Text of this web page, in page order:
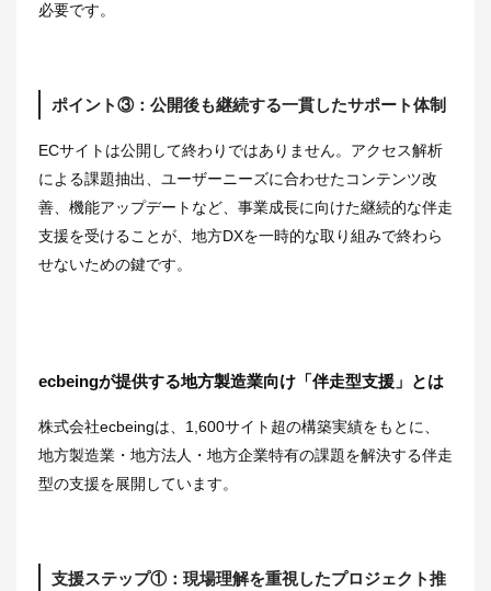
必要です。
ポイント③：公開後も継続する一貫したサポート体制
ECサイトは公開して終わりではありません。アクセス解析
による課題抽出、ユーザーニーズに合わせたコンテンツ改
善、機能アップデートなど、事業成長に向けた継続的な伴走
支援を受けることが、地方DXを一時的な取り組みで終わら
せないための鍵です。
ecbeingが提供する地方製造業向け「伴走型支援」とは
株式会社ecbeingは、1,600サイト超の構築実績をもとに、
地方製造業・地方法人・地方企業特有の課題を解決する伴走
型の支援を展開しています。
支援ステップ①：現場理解を重視したプロジェクト推